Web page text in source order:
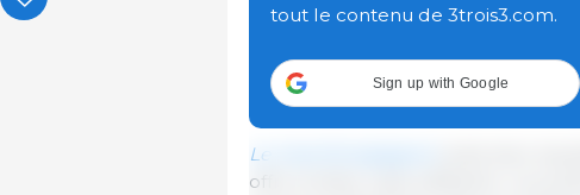
le marché de la viande, les prix
Cette semaine, la stabilité du prix
prix des découpes.
Le marché espagnol
offre limitée mais suffisante. Les
tout le contenu de 3trois3.com.
Sign up with Google